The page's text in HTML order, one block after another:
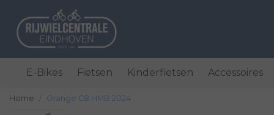
E-Bikes Fietsen Kinderfietsen Accessoires
Home Orange C8 HMB 2024